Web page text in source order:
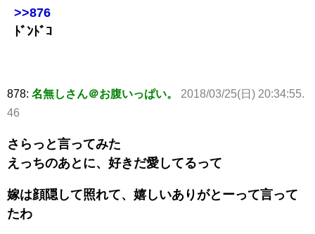
>>876
ﾄﾞﾝﾄﾞｺ
878: 名無しさん＠お腹いっぱい。
2018/03/25(日) 20:34:55.
46
さらっと言ってみた
えっちのあとに、好きだ愛してるって
嫁は顔隠して照れて、嬉しいありがとーって言って
たわ